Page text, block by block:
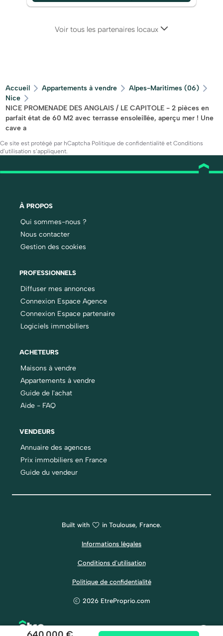
Voir tous les partenaires locaux
Accueil Appartements à vendre
Alpes-Maritimes (06)
Nice
NICE PROMENADE DES ANGLAIS / LE CAPITOLE - 2 pièces en
parfait état de 60 M2 avec terrasse ensoleillée, aperçu mer ! Une
cave a
Ce site est protégé par hCaptcha Politique de confidentialité et Conditions
d’utilisation s’appliquent.
À PROPOS
Qui sommes-nous ?
Nous contacter
Gestion des cookies
PROFESSIONNELS
Diffuser mes annonces
Connexion Espace Agence
Connexion Espace partenaire
Logiciels immobiliers
ACHETEURS
Maisons à vendre
Appartements à vendre
Guide de l'achat
Aide - FAQ
VENDEURS
Annuaire des agences
Prix immobiliers en France
Guide du vendeur
Built with in Toulouse, France.
Informations légales
Conditions d'utilisation
Politique de confidentialité
2026 EtreProprio.com